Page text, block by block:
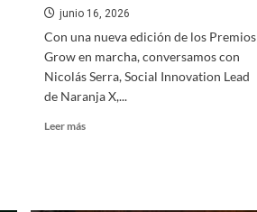
junio 16, 2026
Con una nueva edición de los Premios
Grow en marcha, conversamos con
Nicolás Serra, Social Innovation Lead
de Naranja X,...
Leer más